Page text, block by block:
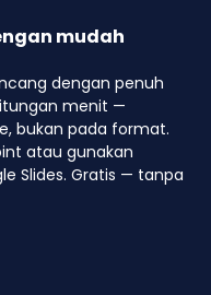
mudah
dengan penuh
menit —
bukan pada format.
atau gunakan
Slides. Gratis — tanpa